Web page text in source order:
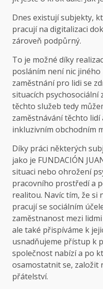
Dnes existují subjekty,
pracují na digitalizaci
zároveň podpůrný.
To je možné díky
posláním není nic
zaměstnání pro lidi se
situacích
těchto služeb tedy
zaměstnávání těchto
inkluzivním obchodním
Díky práci některých
jako je FUNDACIÓN
situaci nebo ohrožení
pracovního prostředí a
realitou. Navíc tím, že si
pracují se sociálním
zaměstnanost mezi
ale také přispíváme k
usnadňujeme přístup k
společnost nabízí a po
osamostatnit se, založit
přátelství.